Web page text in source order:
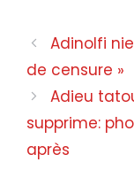
Navigation
des
Adinolfi
de censure »
Adieu
supprime:
après